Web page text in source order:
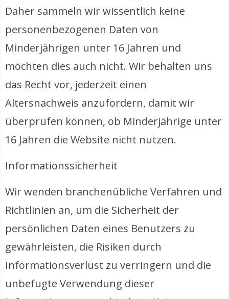
Daher sammeln wir wissentlich keine
personenbezogenen Daten von
Minderjährigen unter 16 Jahren und
möchten dies auch nicht. Wir behalten uns
das Recht vor, jederzeit einen
Altersnachweis anzufordern, damit wir
überprüfen können, ob Minderjährige unter
16 Jahren die Website nicht nutzen.
Informationssicherheit
Wir wenden branchenübliche Verfahren und
Richtlinien an, um die Sicherheit der
persönlichen Daten eines Benutzers zu
gewährleisten, die Risiken durch
Informationsverlust zu verringern und die
unbefugte Verwendung dieser